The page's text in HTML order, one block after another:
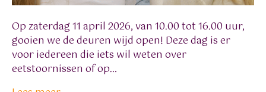
Op zaterdag 11 april 2026, van 10.00 tot 16.00 uur,
gooien we de deuren wijd open! Deze dag is er
voor iedereen die iets wil weten over
eetstoornissen of op…